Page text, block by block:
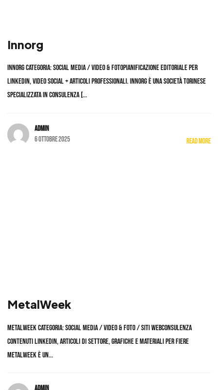
Innorg
Innorg Categoria: Social Media / Video & FotoPianificazione editoriale per
LinkedIn, video social + articoli professionali. Innorg è una società torinese
specializzata in consulenza [...
admin
6 Ottobre 2025
Read More
MetalWeek
MetalWeek Categoria: Social Media / Video & Foto / Siti WebConsulenza
contenuti Linkedin, articoli di settore, grafiche e materiali per fiere
Metalweek è un...